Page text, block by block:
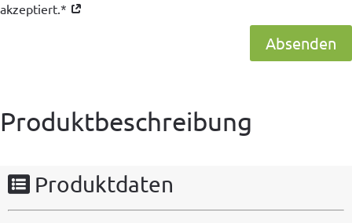
akzeptiert.*
Absenden
Produktbeschreibung
Produktdaten